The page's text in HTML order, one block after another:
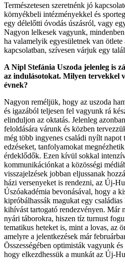
Természetesen szeretnénk jó
környékbeli intézményekkel és
egy délelőtti óvodás úszásról, vagy
Nagyon lelkesek vagyunk,
ha valamelyik egyesületnek van ötlete
kapcsolatban, szívesen várjuk egy
A Nipl Stefánia Uszoda jelenleg is
az indulásotokat. Milyen tervekkel
évnek?
Nagyon reméljük, hogy az uszoda
és igazából teljesen fel vagyunk rá
elinduljon az oktatás. Jelenleg
feloldására várunk és közben
még több ingyenes családi nyílt napot
edzéseket, tanfolyamokat
érdeklődők. Ezen kívül sokkal
kommunikációnkat a közösségi
visszajelzések jobban eljussanak
házi versenyeket is rendezni, az Új-
Úszóakadémia bevonásával, hogy a
kipróbálhassák magukat egy
kihívást tartogató rendezvényen. Már
nyári táborokra, hiszen tíz turnust
tematikus heteket is, mint a lovas, az
amelyre a jelentkezések már
Összességében optimisták vagyunk
hogy elkezdhessük a munkát az Új-